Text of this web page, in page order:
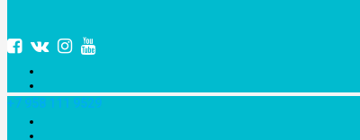
+7 958 111 9529